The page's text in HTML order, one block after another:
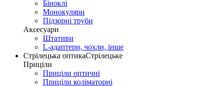
Біноклі
Монокуляри
Підзорні труби
Аксесуари
Штативи
L-адаптери, чохли, інше
Стрілецька оптикаСтрілецьке
Приціли
Приціли оптичні
Приціли коліматорні